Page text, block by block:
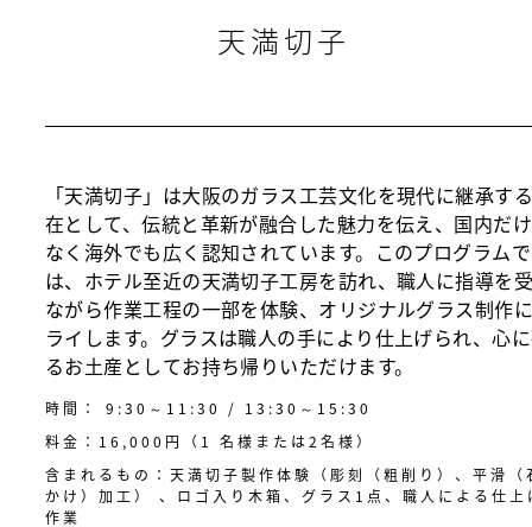
天満切子
「天満切子」は大阪のガラス工芸文化を現代に継承す
在として、伝統と革新が融合した魅力を伝え、国内だ
なく海外でも広く認知されています。このプログラムで
は、ホテル至近の天満切子工房を訪れ、職人に指導を
ながら作業工程の一部を体験、オリジナルグラス制作
ライします。グラスは職人の手により仕上げられ、心
るお土産としてお持ち帰りいただけます。
時間： 9:30～11:30 / 13:30～15:30
料金：16,000円（1 名様または2名様）
含まれるもの：天満切子製作体験（彫刻（粗削り）、平滑（
かけ）加工） 、ロゴ入り木箱、グラス1点、職人による仕上
作業